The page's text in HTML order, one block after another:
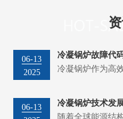
06-13
2025
冷凝锅炉故障代
冷凝锅炉作为高
06-13
冷凝锅炉技术发
随着全球能源结